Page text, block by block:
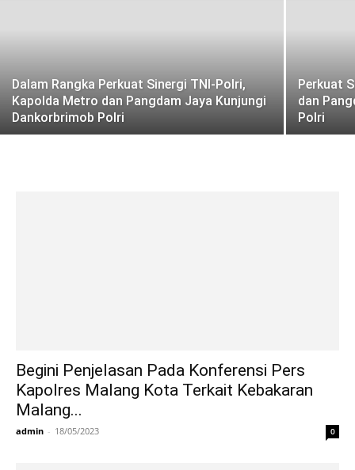
Dalam Rangka Perkuat Sinergi TNI-Polri,
Kapolda Metro dan Pangdam Jaya Kunjungi
Dankorbrimob Polri
Perkuat
dan
Polri
Begini Penjelasan Pada Konferensi Pers
Kapolres Malang Kota Terkait Kebakaran
Malang...
admin - 18/05/2023 0